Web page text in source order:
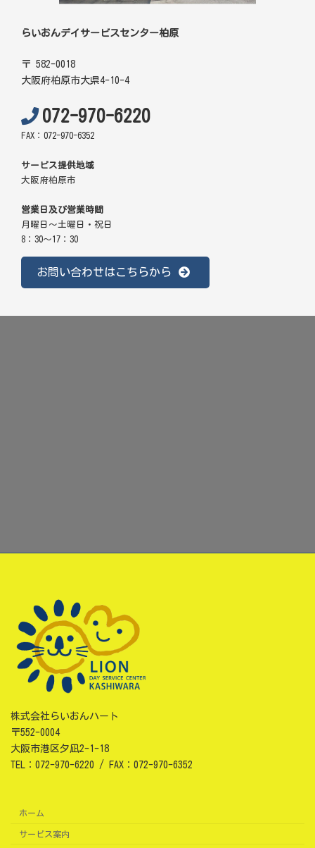
らいおんデイサービスセンター柏原
〒 582-0018
大阪府柏原市大県4-10-4
072-970-6220
FAX：072-970-6352
サービス提供地域
大阪府柏原市
営業日及び営業時間
月曜日～土曜日・祝日
8：30～17：30
お問い合わせはこちらから
株式会社らいおんハート
〒552-0004
大阪市港区夕凪2-1-18
TEL：072-970-6220 / FAX：072-970-6352
ホーム
サービス案内